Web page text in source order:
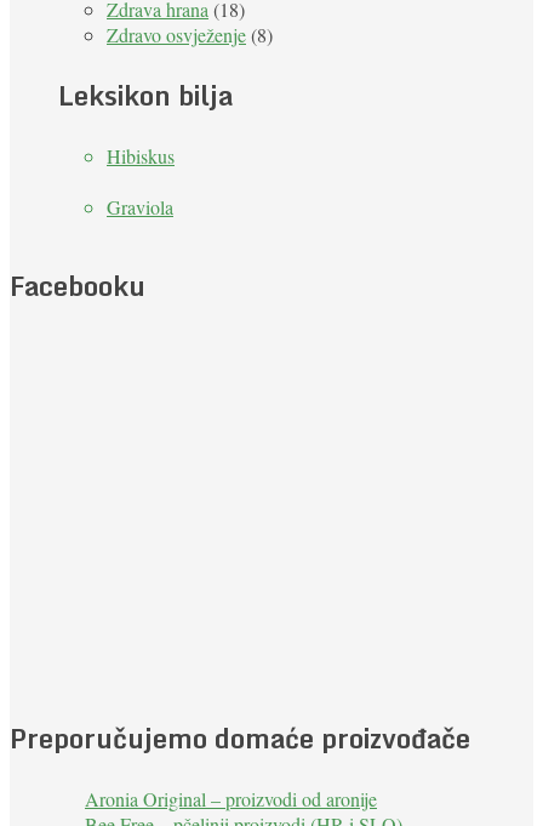
Zdrava hrana(18)
Zdravo osvježenje(8)
Leksikon bilja
Hibiskus
Graviola
Facebooku
Preporučujemo domaće proizvođače
Aronia Original – proizvodi od aronije